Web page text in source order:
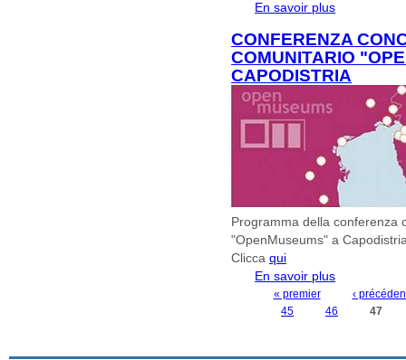
En savoir plus
CONFERENZA
COMUNITARIO
CAPODISTRIA
Programma della conferenza
"OpenMuseums" a
Cliccaqui
En savoir plus
PAGES
« premier
‹
45
46 47